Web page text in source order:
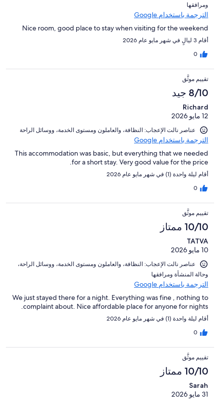
ومرافقها⁩
الترجمة باستخدام Google
Nice room, good place to stay when visiting for the weekend
أقام 3 ليالٍ في شهر مايو عام 2026
0
تقييم موثَّق
8/10 جيد
Richard
12 مايو 2026
عناصر نالت الإعجاب: ⁦النظافة⁩، و⁦العاملون ومستوى الخدمة⁩، و⁦وسائل الراحة⁩
الترجمة باستخدام Google
This accommodation was basic, but everything that we needed
for a short stay. Very good value for the price.
أقام ليلة واحدة (1) في شهر مايو عام 2026
0
تقييم موثَّق
10/10 ممتاز
TATVA
10 مايو 2026
عناصر نالت الإعجاب: ⁦النظافة⁩، و⁦العاملون ومستوى الخدمة⁩، و⁦وسائل الراحة⁩،
و⁦حالة المنشأة ومرافقها⁩
الترجمة باستخدام Google
We just stayed there for a night. Everything was fine , nothing to
complaint about. Nice affordable place for anyone for nights.
أقام ليلة واحدة (1) في شهر مايو عام 2026
0
تقييم موثَّق
10/10 ممتاز
Sarah
31 مايو 2026